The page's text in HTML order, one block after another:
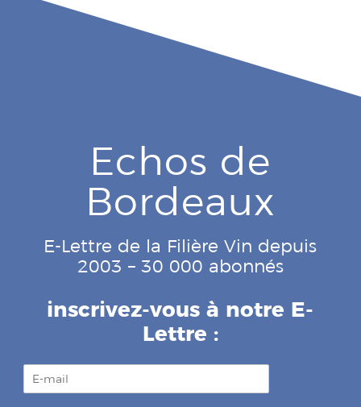
Echos de
Bordeaux
E-Lettre de la Filière Vin depuis
2003 – 30 000 abonnés
inscrivez-vous à notre E-
Lettre :